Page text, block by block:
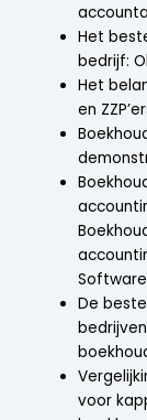
Het
bedrijf:
Het
en
Software
De
voor